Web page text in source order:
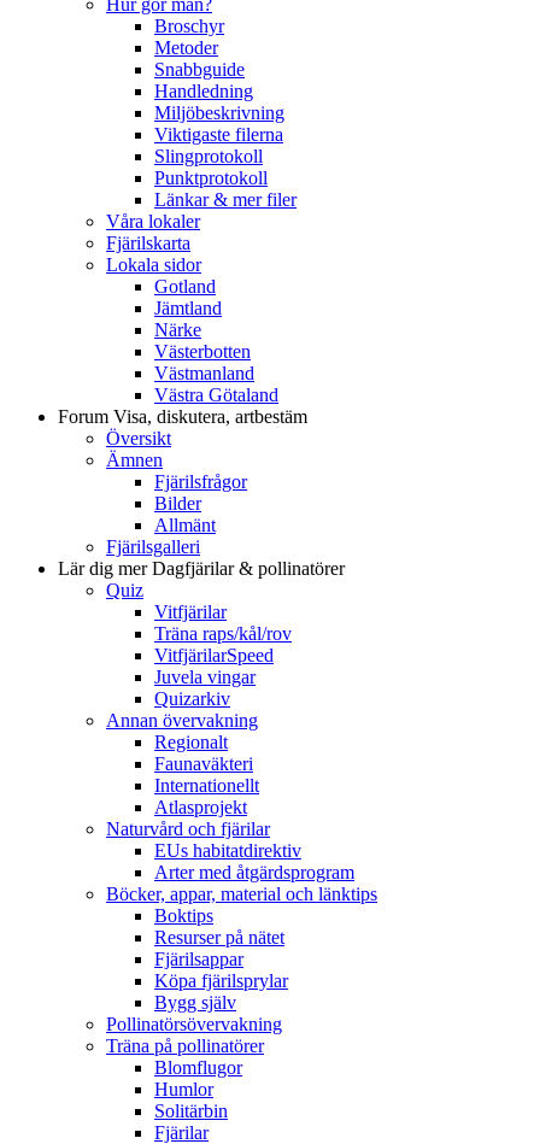
Broschyr
Metoder
Snabbguide
Handledning
Miljöbeskrivning
Viktigaste filerna
Slingprotokoll
Punktprotokoll
Länkar & mer filer
Våra lokaler
Fjärilskarta
Lokala sidor
Gotland
Jämtland
Närke
Västerbotten
Västmanland
Västra Götaland
Forum Visa, diskutera, artbestäm
Översikt
Ämnen
Fjärilsfrågor
Bilder
Allmänt
Fjärilsgalleri
Lär dig merDagfjärilar & pollinatörer
Quiz
Vitfjärilar
Träna raps/kål/rov
VitfjärilarSpeed
Juvela vingar
Quizarkiv
Annan övervakning
Regionalt
Faunaväkteri
Internationellt
Atlasprojekt
Naturvård och fjärilar
EUs habitatdirektiv
Arter med åtgärdsprogram
Böcker, appar, material och länktips
Boktips
Resurser på nätet
Fjärilsappar
Köpa fjärilsprylar
Bygg själv
Pollinatörsövervakning
Träna på pollinatörer
Blomflugor
Humlor
Solitärbin
Fjärilar